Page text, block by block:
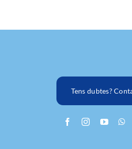
Tens dubtes?